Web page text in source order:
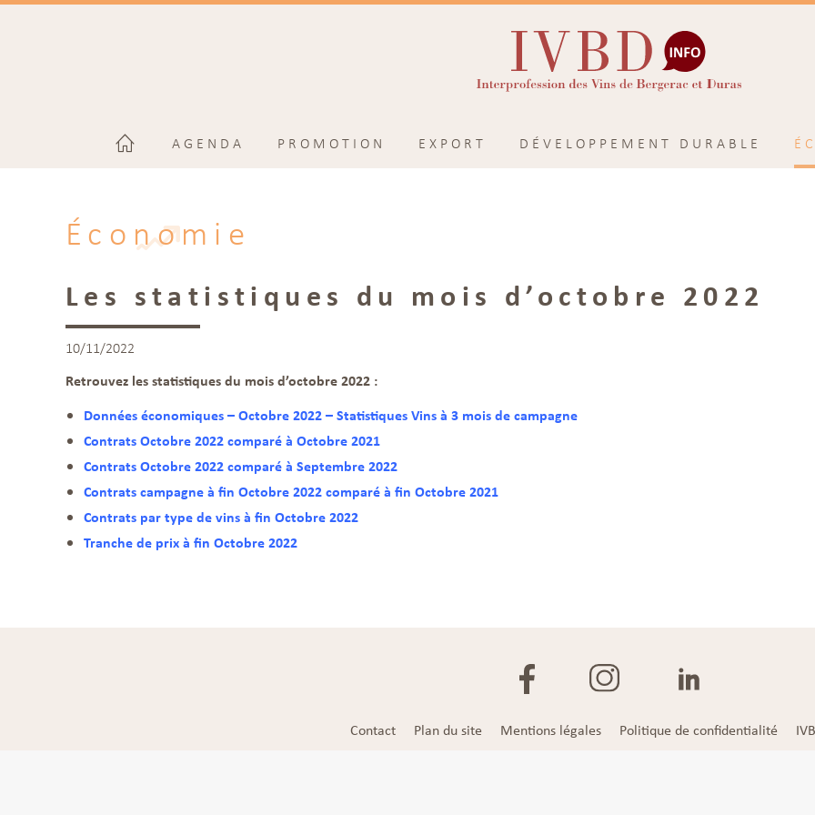
AGENDA PROMOTION EXPORT DÉVELOPPEMENT DURABLE
Économie
Les statistiques du mois d’octobre 2022
10/11/2022
Retrouvez les statistiques du mois d’octobre 2022 :
Données économiques – Octobre 2022 – Statistiques Vins à 3 mois de campagne
Contrats Octobre 2022 comparé à Octobre 2021
Contrats Octobre 2022 comparé à Septembre 2022
Contrats campagne à fin Octobre 2022 comparé à fin Octobre 2021
Contrats par type de vins à fin Octobre 2022
Tranche de prix à fin Octobre 2022
Contact Plan du site Mentions légales Politique de confidentialité